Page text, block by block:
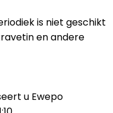
is niet geschikt
en andere
u Ewepo